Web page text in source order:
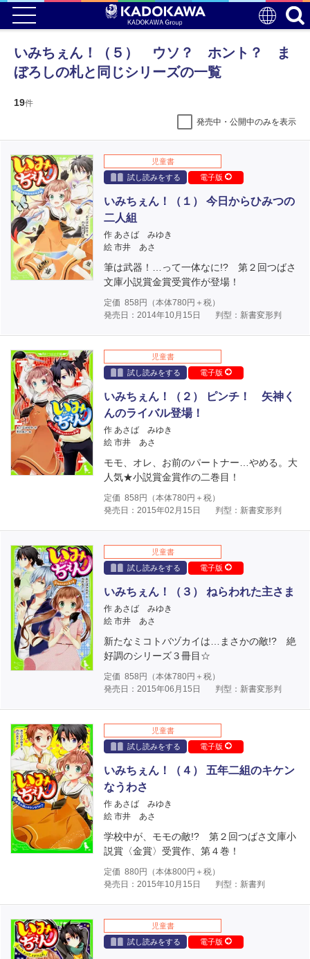
いみちぇん！（５） ウソ？ ホント？ ま
ぼろしの札と同じシリーズの一覧
19件
発売中・公開中のみを表示
児童書
試し読みをする
電子版
いみちぇん！（１） 今日からひみつの
二人組
作 あさば みゆき
絵 市井 あさ
筆は武器！…って一体なに!? 第２回つばさ
文庫小説賞金賞受賞作が登場！
定価 858 円（本体780円＋税）
発売日：2014年10月15日
判型：新書変形判
児童書
試し読みをする
電子版
いみちぇん！（２） ピンチ！ 矢神く
んのライバル登場！
作 あさば みゆき
絵 市井 あさ
モモ、オレ、お前のパートナー…やめる。大
人気★小説賞金賞作の二巻目！
定価 858 円（本体780円＋税）
発売日：2015年02月15日
判型：新書変形判
児童書
試し読みをする
電子版
いみちぇん！（３） ねらわれた主さま
作 あさば みゆき
絵 市井 あさ
新たなミコトバヅカイは…まさかの敵!? 絶
好調のシリーズ３冊目☆
定価 858 円（本体780円＋税）
発売日：2015年06月15日
判型：新書変形判
児童書
試し読みをする
電子版
いみちぇん！（４） 五年二組のキケン
なうわさ
作 あさば みゆき
絵 市井 あさ
学校中が、モモの敵!? 第２回つばさ文庫小
説賞〈金賞〉受賞作、第４巻！
定価 880円（本体800円＋税）
発売日：2015年10月15日
判型：新書判
児童書
試し読みをする
電子版